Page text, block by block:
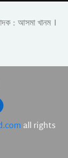
: আসমা খানম ।
all rights